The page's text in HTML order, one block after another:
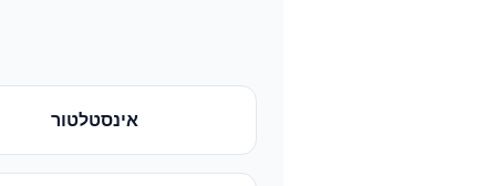
אינסטלטור